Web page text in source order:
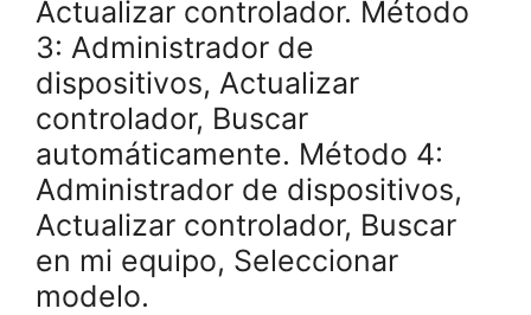
Actualizar controlador. Método
3: Administrador de
dispositivos, Actualizar
controlador, Buscar
automáticamente. Método 4:
Administrador de dispositivos,
Actualizar controlador, Buscar
en mi equipo, Seleccionar
modelo.